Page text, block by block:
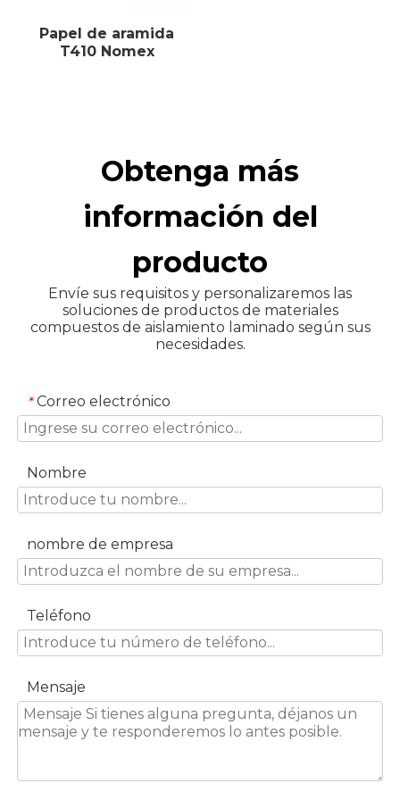
Papel de aramida
T410 Nomex
Obtenga más
información del
producto
Envíe sus requisitos y personalizaremos las
soluciones de productos de materiales
compuestos de aislamiento laminado según sus
necesidades.
* Correo electrónico
Nombre
nombre de empresa
Teléfono
Mensaje